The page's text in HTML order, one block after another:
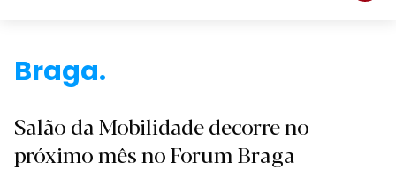
Salão da Mobilidade decorre no
próximo mês no Forum Braga